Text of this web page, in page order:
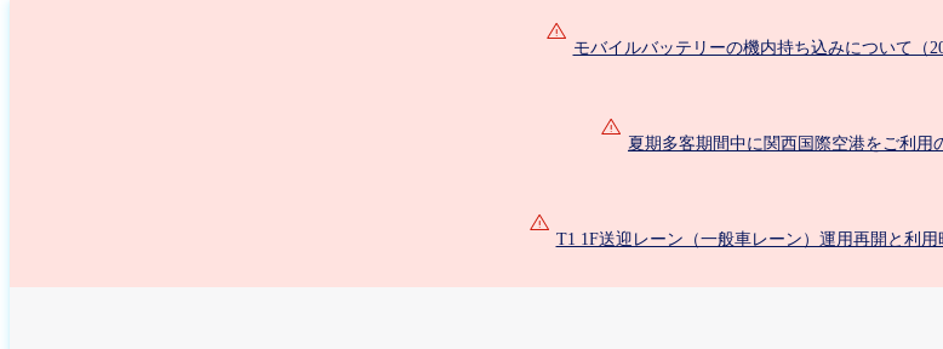
モバイルバッテリーの機内持ち込みについて（
夏期多客期間中に関西国際空港をご利用
T1 1F送迎レーン（一般車レーン）運用再開と利